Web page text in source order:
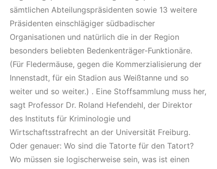
sämtlichen Abteilungspräsidenten sowie 13 weitere
Präsidenten einschlägiger südbadischer
Organisationen und natürlich die in der Region
besonders beliebten Bedenkenträger-Funktionäre.
(Für Fledermäuse, gegen die Kommerzialisierung der
Innenstadt, für ein Stadion aus Weißtanne und so
weiter und so weiter.) . Eine Stoffsammlung muss her,
sagt Professor Dr. Roland Hefendehl, der Direktor
des Instituts für Kriminologie und
Wirtschaftsstrafrecht an der Universität Freiburg.
Oder genauer: Wo sind die Tatorte für den Tatort?
Wo müssen sie logischerweise sein, was ist einen